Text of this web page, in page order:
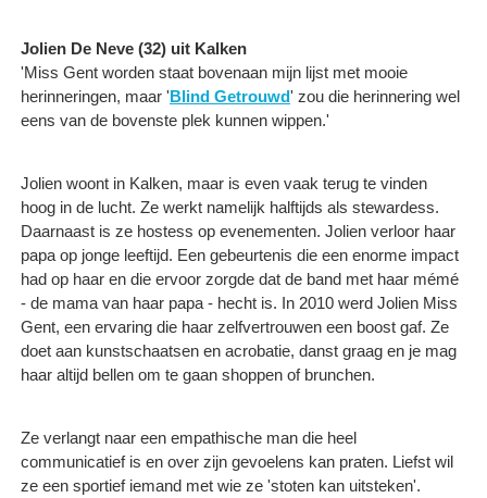
Jolien De Neve (32) uit Kalken
'Miss Gent worden staat bovenaan mijn lijst met mooie
herinneringen, maar 'Blind Getrouwd' zou die herinnering wel
eens van de bovenste plek kunnen wippen.'
Jolien woont in Kalken, maar is even vaak terug te vinden
hoog in de lucht. Ze werkt namelijk halftijds als stewardess.
Daarnaast is ze hostess op evenementen. Jolien verloor haar
papa op jonge leeftijd. Een gebeurtenis die een enorme impact
had op haar en die ervoor zorgde dat de band met haar mémé
- de mama van haar papa - hecht is. In 2010 werd Jolien Miss
Gent, een ervaring die haar zelfvertrouwen een boost gaf. Ze
doet aan kunstschaatsen en acrobatie, danst graag en je mag
haar altijd bellen om te gaan shoppen of brunchen.
Ze verlangt naar een empathische man die heel
communicatief is en over zijn gevoelens kan praten. Liefst wil
ze een sportief iemand met wie ze 'stoten kan uitsteken'.